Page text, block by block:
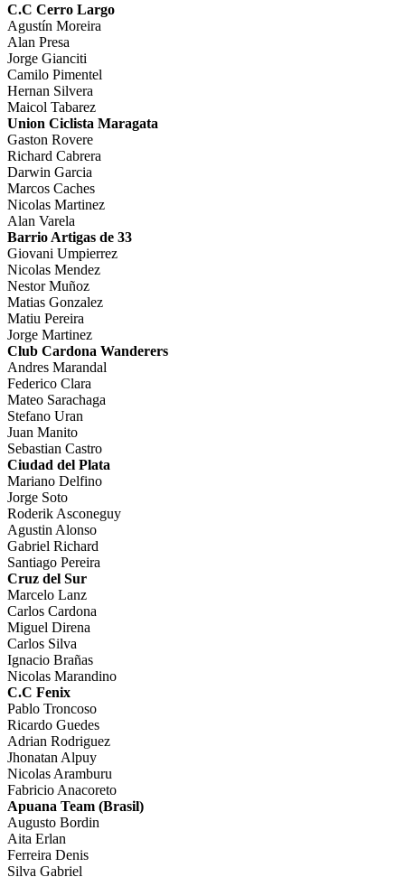
C.C Cerro Largo
Agustín Moreira
Alan Presa
Jorge Gianciti
Camilo Pimentel
Hernan Silvera
Maicol Tabarez
Union Ciclista Maragata
Gaston Rovere
Richard Cabrera
Darwin Garcia
Marcos Caches
Nicolas Martinez
Alan Varela
Barrio Artigas de 33
Giovani Umpierrez
Nicolas Mendez
Nestor Muñoz
Matias Gonzalez
Matiu Pereira
Jorge Martinez
Club Cardona Wanderers
Andres Marandal
Federico Clara
Mateo Sarachaga
Stefano Uran
Juan Manito
Sebastian Castro
Ciudad del Plata
Mariano Delfino
Jorge Soto
Roderik Asconeguy
Agustin Alonso
Gabriel Richard
Santiago Pereira
Cruz del Sur
Marcelo Lanz
Carlos Cardona
Miguel Direna
Carlos Silva
Ignacio Brañas
Nicolas Marandino
C.C Fenix
Pablo Troncoso
Ricardo Guedes
Adrian Rodriguez
Jhonatan Alpuy
Nicolas Aramburu
Fabricio Anacoreto
Apuana Team (Brasil)
Augusto Bordin
Aita Erlan
Ferreira Denis
Silva Gabriel